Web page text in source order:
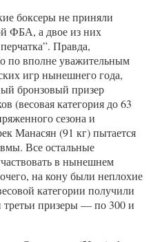
боксеры не приняли
ФБА, а двое из них
Правда,
по вполне уважительным
игр нынешнего года,
бронзовый призер
(весовая категория до 63
сезона и
Манасян (91 кг) пытается
Все остальные
в нынешнем
на кону были неплохие
категории получили
третьи призеры — по 300 и